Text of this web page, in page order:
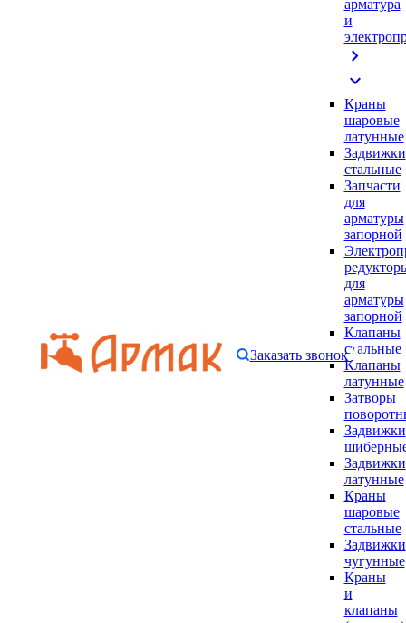
арматура
и
chevron_right
expand_more
Краны
шаровые
латунные
Задвижки
стальные
Запчасти
для
арматуры
запорной
для
арматуры
запорной
Клапаны
стальные
Клапаны
латунные
Затворы
Задвижки
Задвижки
латунные
Краны
шаровые
стальные
Задвижки
чугунные
Краны
и
клапаны
Заказать звонок